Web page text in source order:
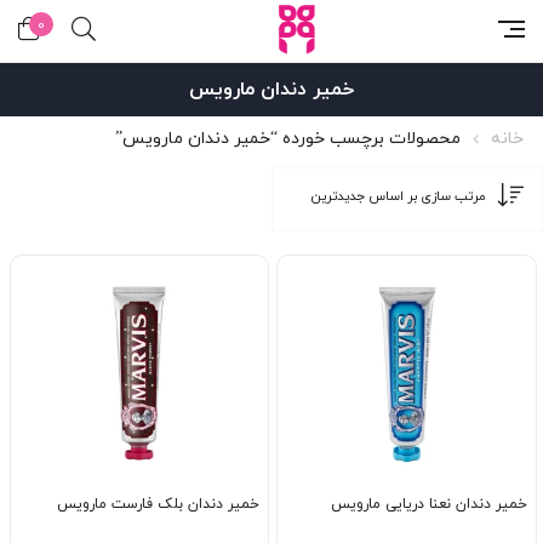
0
خمیر دندان مارویس
خانه محصولات برچسب خورده “خمیر دندان مارویس”
خمیر دندان نعنا دریایی مارویس خمیر دندان بلک فارست مارویس